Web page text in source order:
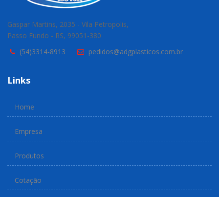
Gaspar Martins, 2035 - Vila Petropolis,
Passo Fundo - RS, 99051-380
(54)3314-8913
pedidos@adgplasticos.com.br
Links
Home
Empresa
Produtos
Cotação